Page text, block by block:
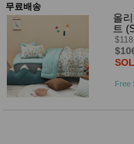
무료배송
올
트
Free